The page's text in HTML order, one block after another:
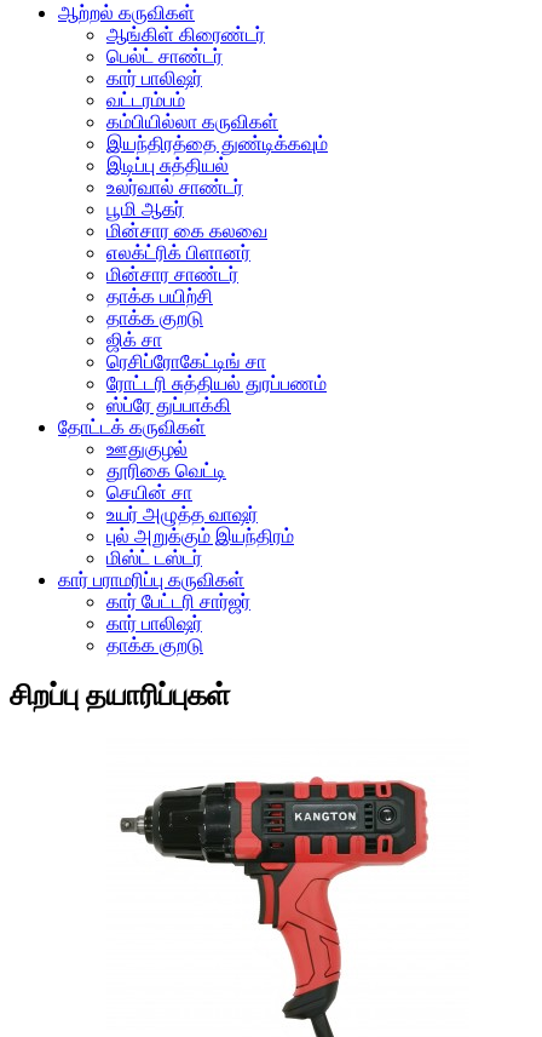
ஆற்றல் கருவிகள்
ஆங்கிள் கிரைண்டர்
பெல்ட் சாண்டர்
கார் பாலிஷர்
வட்டரம்பம்
கம்பியில்லா கருவிகள்
இயந்திரத்தை துண்டிக்கவும்
இடிப்பு சுத்தியல்
உலர்வால் சாண்டர்
பூமி ஆகர்
மின்சார கை கலவை
எலக்ட்ரிக் பிளானர்
மின்சார சாண்டர்
தாக்க பயிற்சி
தாக்க குறடு
ஜிக் சா
ரெசிப்ரோகேட்டிங் சா
ரோட்டரி சுத்தியல் துரப்பணம்
ஸ்ப்ரே துப்பாக்கி
தோட்டக் கருவிகள்
ஊதுகுழல்
தூரிகை வெட்டி
செயின் சா
உயர் அழுத்த வாஷர்
புல் அறுக்கும் இயந்திரம்
மிஸ்ட் டஸ்டர்
கார் பராமரிப்பு கருவிகள்
கார் பேட்டரி சார்ஜர்
கார் பாலிஷர்
தாக்க குறடு
சிறப்பு தயாரிப்புகள்